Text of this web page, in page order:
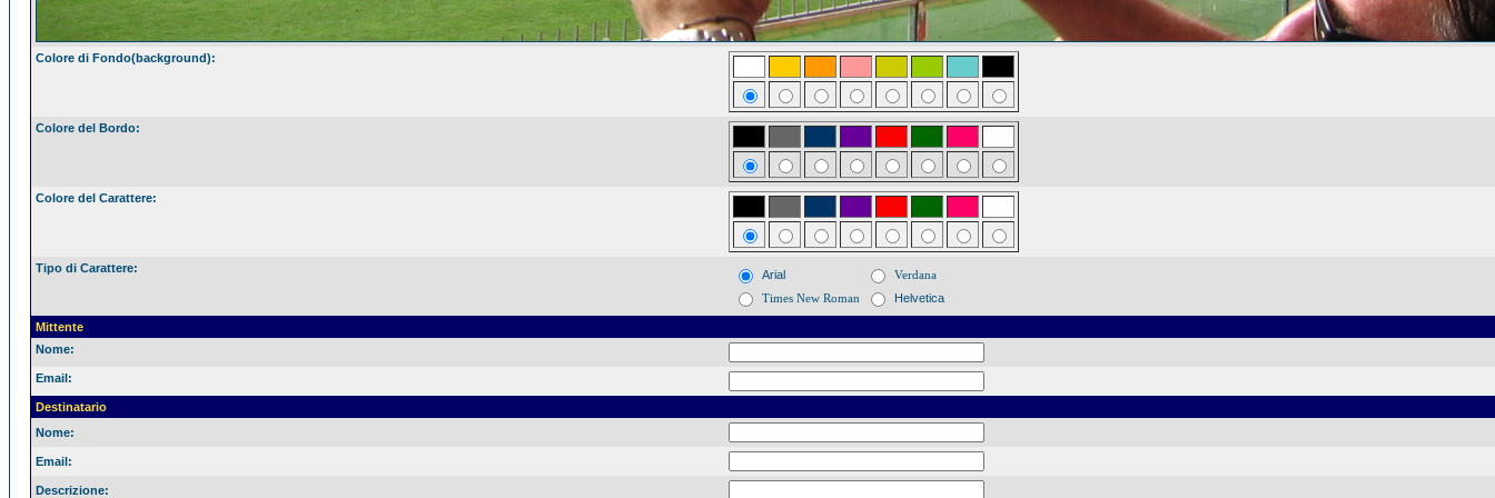
Colore di Fondo(background):
Colore del Bordo:
Colore del Carattere:
Tipo di Carattere: Arial
Verdana
Times New Roman
Helvetica
Mittente
Nome:
Email:
Destinatario
Nome:
Email:
Descrizione: